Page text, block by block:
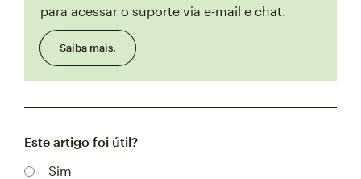
para acessar o suporte via e-mail e chat.
Saiba mais.
Este artigo foi útil?
Sim